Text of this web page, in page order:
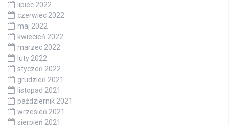
lipiec 2022
czerwiec 2022
maj 2022
kwiecień 2022
marzec 2022
luty 2022
styczeń 2022
grudzień 2021
listopad 2021
październik 2021
wrzesień 2021
sierpień 2021